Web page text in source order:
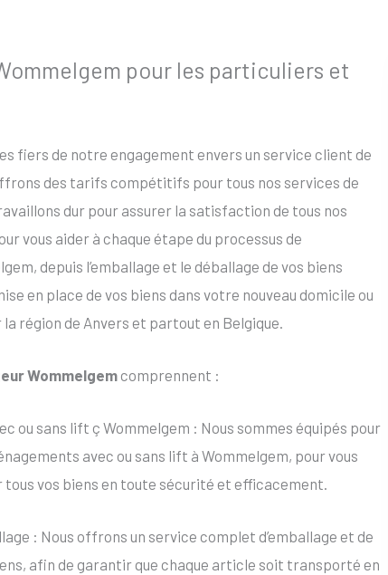
pour les particuliers et
fiers de notre engagement envers un service client de
des tarifs compétitifs pour tous nos services de
dur pour assurer la satisfaction de tous nos
vous aider à chaque étape du processus de
depuis l’emballage et le déballage de vos biens
en place de vos biens dans votre nouveau domicile ou
région de Anvers et partout en Belgique.
Wommelgem comprennent :
ou sans lift ç Wommelgem : Nous sommes équipés pour
avec ou sans lift à Wommelgem, pour vous
vos biens en toute sécurité et efficacement.
: Nous offrons un service complet d’emballage et de
afin de garantir que chaque article soit transporté en